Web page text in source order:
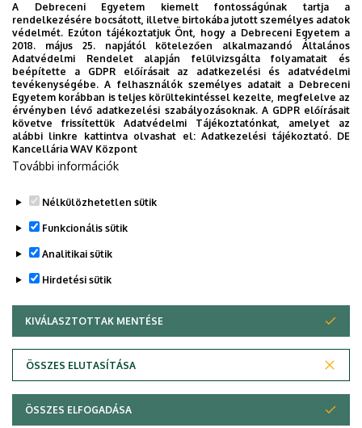
2026. augusztus 7.
Univerzum: A Debreceni Egyetem
titkos receptjei
KUTATÁS TUDOMÁNY
Adatvédelem
A Debreceni Egyetem kiemelt fontosságúnak tartja a
rendelkezésére bocsátott, illetve birtokába jutott személyes adatok
védelmét. Ezúton tájékoztatjuk Önt, hogy a Debreceni Egyetem a
2018. május 25. napjától kötelezően alkalmazandó Általános
Adatvédelmi Rendelet alapján felülvizsgálta folyamatait és
beépítette a GDPR előírásait az adatkezelési és adatvédelmi
tevékenységébe. A felhasználók személyes adatait a Debreceni
Egyetem korábban is teljes körültekintéssel kezelte, megfelelve az
érvényben lévő adatkezelési szabályozásoknak. A GDPR előírásait
követve frissítettük Adatvédelmi Tájékoztatónkat, amelyet az
alábbi linkre kattintva olvashat el:Adatkezelési tájékoztató. DE
Kancellária WAV Központ
További információk
Nélkülözhetetlen sütik
Funkcionális sütik
Analitikai sütik
Hirdetési sütik
KIVÁLASZTOTTAK MENTÉSE
ÖSSZES ELUTASÍTÁSA
WITHDRAW CONSENT
ÖSSZES ELFOGADÁSA